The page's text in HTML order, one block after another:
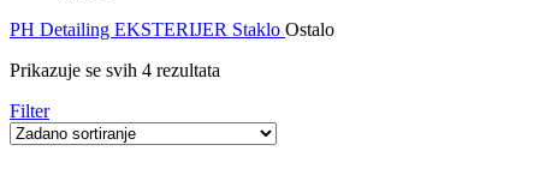
PH Detailing EKSTERIJER Staklo Ostalo
Prikazuje se svih 4 rezultata
Filter